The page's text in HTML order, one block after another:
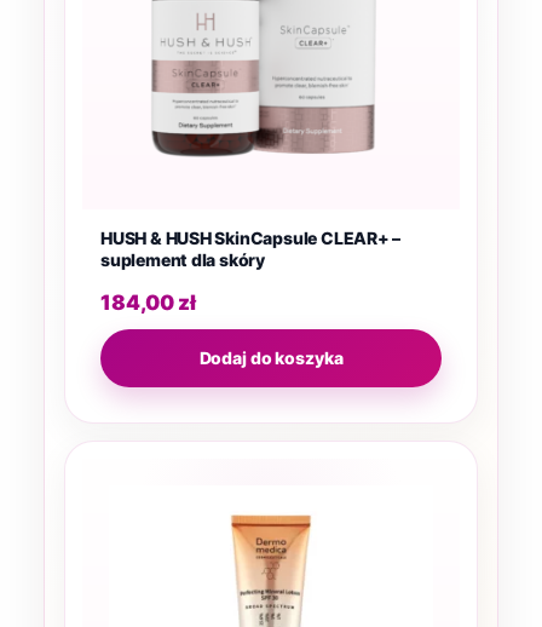
HUSH & HUSH SkinCapsule CLEAR+ –
suplement dla skóry
184,00 zł
Dodaj do koszyka